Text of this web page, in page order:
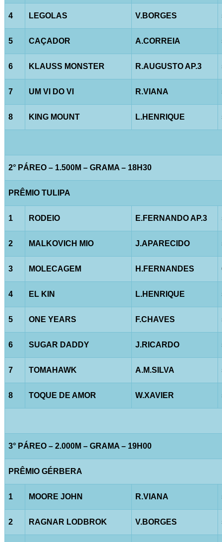
4 LEGOLAS V.BORGES
5 CAÇADOR A.CORREIA
6 KLAUSS MONSTER R.AUGUSTO AP.3
7 UM VI DO VI R.VIANA
8 KING MOUNT L.HENRIQUE
2° PÁREO – 1.500M – GRAMA – 18H30
PRÊMIO TULIPA
1 RODEIO E.FERNANDO AP.3
2 MALKOVICH MIO J.APARECIDO
3 MOLECAGEM H.FERNANDES
4 EL KIN L.HENRIQUE
5 ONE YEARS F.CHAVES
6 SUGAR DADDY J.RICARDO
7 TOMAHAWK A.M.SILVA
8 TOQUE DE AMOR W.XAVIER
3° PÁREO – 2.000M – GRAMA – 19H00
PRÊMIO GÉRBERA
1 MOORE JOHN R.VIANA
2 RAGNAR LODBROK V.BORGES